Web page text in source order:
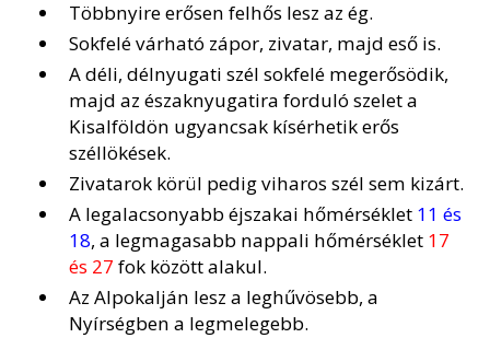
Többnyire erősen felhős lesz az ég.
Sokfelé várható zápor, zivatar, majd eső is.
A déli, délnyugati szél sokfelé megerősödik,
majd az északnyugatira forduló szelet a
Kisalföldön ugyancsak kísérhetik erős
széllökések.
Zivatarok körül pedig viharos szél sem kizárt.
A legalacsonyabb éjszakai hőmérséklet 11 és
18, a legmagasabb nappali hőmérséklet 17
és 27 fok között alakul.
Az Alpokalján lesz a leghűvösebb, a
Nyírségben a legmelegebb.